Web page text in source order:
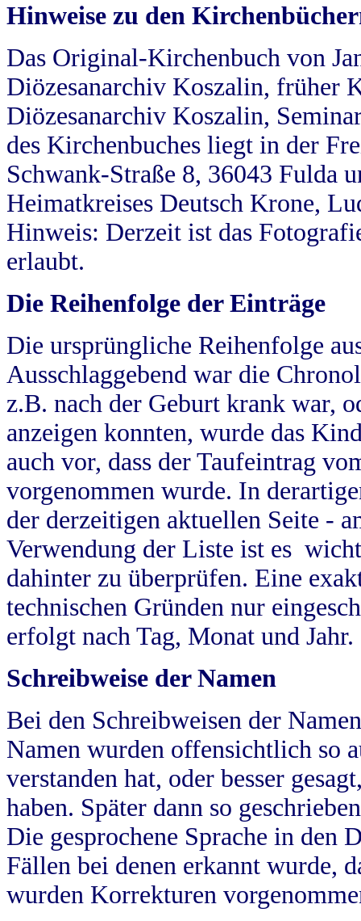
Hinweise zu den
Das Original-Kirchenbuch von
Diözesanarchiv Koszalin, früher
Diözesanarchiv Koszalin,
des Kirchenbuches liegt in der
Schwank-Straße 8, 36043 Fulda
Heimatkreises Deutsch Krone,
Hinweis: Derzeit ist das
erlaubt.
Die Reihenfolge der Einträge
Die ursprüngliche Reihenfolge
Ausschlaggebend war die
z.B. nach der Geburt krank war,
anzeigen konnten, wurde das
auch vor, dass der Taufeintrag
vorgenommen wurde. In
der derzeitigen aktuellen Seite -
Verwendung der Liste ist es
dahinter zu überprüfen. Eine
technischen Gründen nur
erfolgt nach Tag, Monat und Jahr.
Schreibweise der Namen
Bei den Schreibweisen der
Namen wurden offensichtlich so
verstanden hat, oder besser
haben. Später dann so
Die gesprochene Sprache in
Fällen bei denen erkannt wurde,
wurden Korrekturen